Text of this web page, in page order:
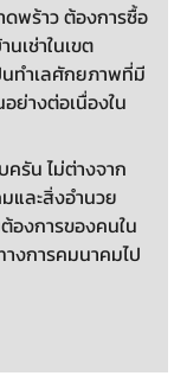
ดพร้าว ต้องการซื้อ
เช่าในเขต
ทำเลศักยภาพที่มี
ย่างต่อเนื่องใน
ครัน ไม่ต่างจาก
และสิ่งอำนวย
องการของคนใน
งการคมนาคมไป